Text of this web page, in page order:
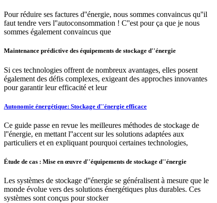
Pour réduire ses factures d''énergie, nous sommes convaincus qu''il
faut tendre vers l''autoconsommation ! C''est pour ça que je nous
sommes également convaincus que
Maintenance prédictive des équipements de stockage d''énergie
Si ces technologies offrent de nombreux avantages, elles posent
également des défis complexes, exigeant des approches innovantes
pour garantir leur efficacité et leur
Autonomie énergétique: Stockage d''énergie efficace
Ce guide passe en revue les meilleures méthodes de stockage de
l''énergie, en mettant l''accent sur les solutions adaptées aux
particuliers et en expliquant pourquoi certaines technologies,
Étude de cas : Mise en œuvre d''équipements de stockage d''énergie
Les systèmes de stockage d''énergie se généralisent à mesure que le
monde évolue vers des solutions énergétiques plus durables. Ces
systèmes sont conçus pour stocker